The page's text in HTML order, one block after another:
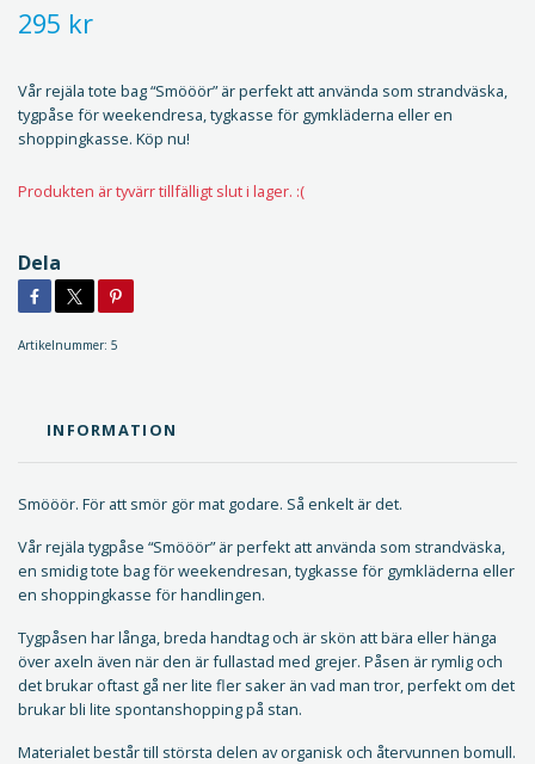
295 kr
Vår rejäla tote bag “Smööör” är perfekt att använda som strandväska,
tygpåse för weekendresa, tygkasse för gymkläderna eller en
shoppingkasse. Köp nu!
Produkten är tyvärr tillfälligt slut i lager. :(
Dela
Artikelnummer: 5
INFORMATION
Smööör. För att smör gör mat godare. Så enkelt är det.
Vår rejäla tygpåse “Smööör” är perfekt att använda som strandväska,
en smidig tote bag för weekendresan, tygkasse för gymkläderna eller
en shoppingkasse för handlingen.
Tygpåsen har långa, breda handtag och är skön att bära eller hänga
över axeln även när den är fullastad med grejer. Påsen är rymlig och
det brukar oftast gå ner lite fler saker än vad man tror, perfekt om det
brukar bli lite spontanshopping på stan.
Materialet består till största delen av organisk och återvunnen bomull.